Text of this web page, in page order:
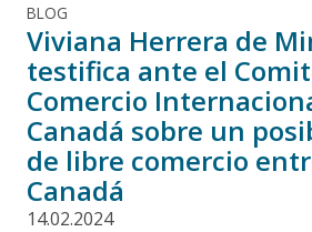
BLOG
Viviana Herrera de
testifica ante el
Comercio
Canadá sobre un
de libre comercio
Canadá
14.02.2024